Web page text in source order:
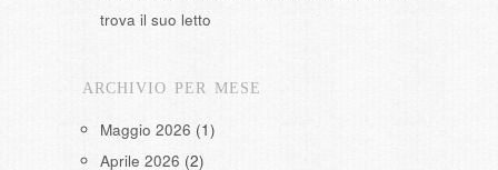
trova il suo letto
ARCHIVIO PER MESE
Maggio 2026 (1)
Aprile 2026 (2)